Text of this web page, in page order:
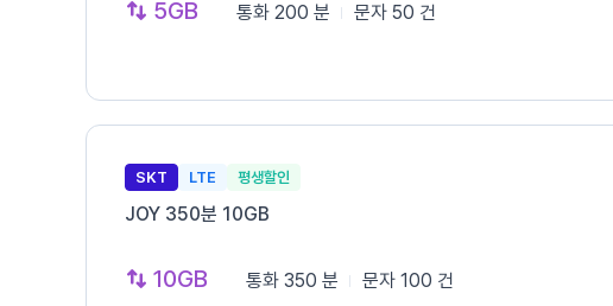
5GB 통화 200 분 문자 50 건
SKT LTE 평생할인
JOY 350분 10GB
10GB 통화 350 분 문자 100 건